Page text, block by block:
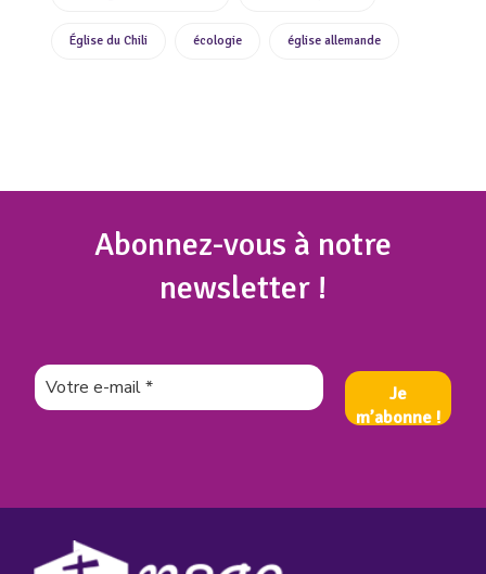
Église du Chili écologie église allemande
Abonnez-vous à notre
newsletter !